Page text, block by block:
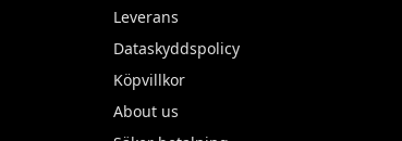
Leverans
Dataskyddspolicy
Köpvillkor
About us